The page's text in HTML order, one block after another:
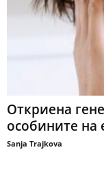
Откриена
особините на
Sanja Trajkova